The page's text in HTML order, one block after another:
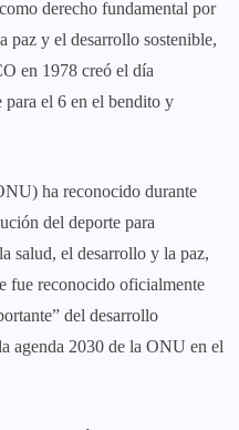
derecho fundamental por
paz y el desarrollo sostenible,
en 1978 creó el día
el 6 en el bendito y
ha reconocido durante
del deporte para
salud, el desarrollo y la paz,
fue reconocido oficialmente
del desarrollo
agenda 2030 de la ONU en el